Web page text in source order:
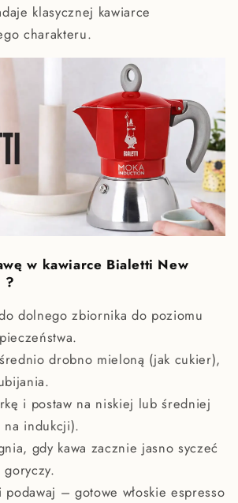
klasycznej kawiarce
charakteru.
w kawiarce Bialetti New
?
dolnego zbiornika do poziomu
średnio drobno mieloną (jak cukier),
i postaw na niskiej lub średniej
na indukcji).
gdy kawa zacznie jasno syczeć
podawaj – gotowe włoskie espresso